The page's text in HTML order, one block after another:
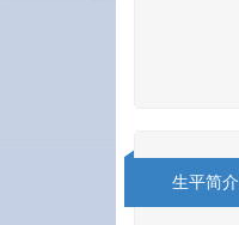
生平简介